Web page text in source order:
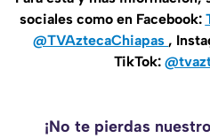
sociales como en Facebook:
@TVAztecaChiapas ,
TikTok:
¡No te pierdas